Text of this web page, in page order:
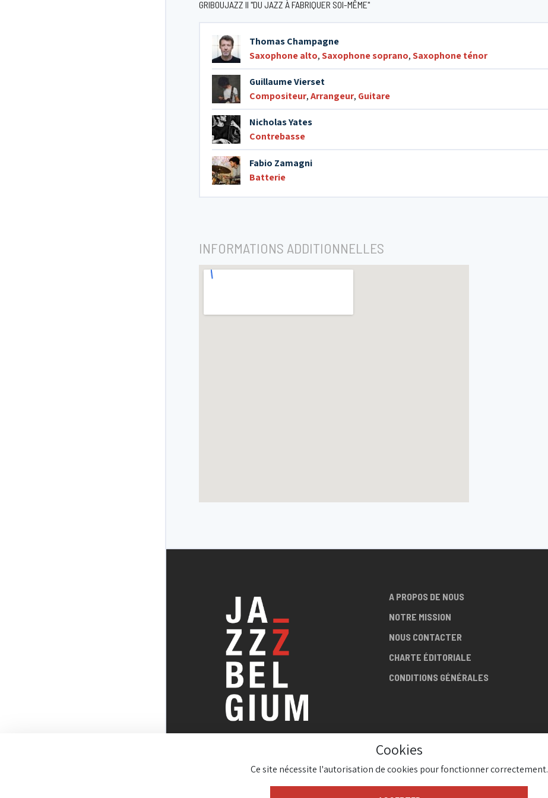
GRIBOUJAZZ II "DU JAZZ À FABRIQUER SOI-MÊME"
Thomas Champagne
Saxophone alto,Saxophone soprano,Saxophone ténor
Guillaume Vierset
Compositeur,Arrangeur, Guitare
Nicholas Yates
Contrebasse
Fabio Zamagni
Batterie
INFORMATIONS ADDITIONNELLES
TOUT SUR LA SCÈNE
A PROPOS DE NOUS
NOTRE MISSION
NOUS CONTACTER
CHARTE ÉDITORIALE
CONDITIONS GÉNÉRALES
Cookies
Ce site nécessite l'autorisation de cookies pour fonctionner correctement.